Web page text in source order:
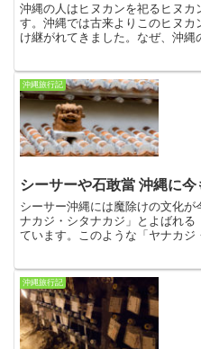
沖縄の人はヒヌカンを祀るヒヌ
す。沖縄では古来よりこのヒヌ
け継がれてきました。なぜ、沖縄
たのでしょうか。諸説あります
沖縄旅行記
シーサーや石敢當 沖縄に
シーサー沖縄には魔除けの文化
ナカジ・シタナカジ」とよばれ
ています。このような「ヤナカ
入り込むと、家屋敷は荒れ、そ
沖縄旅行記